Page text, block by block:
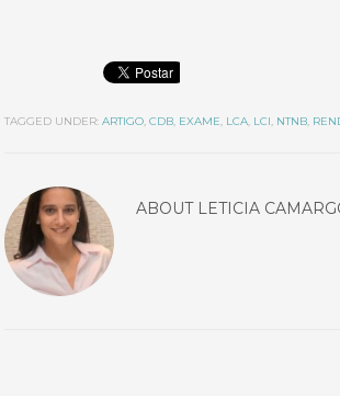
TAGGED UNDER: ARTIGO, CDB, EXAME, LCA, LCI, NTNB,
ABOUT LETICIA